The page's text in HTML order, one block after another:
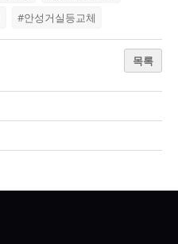
#안성거실등교체
목록